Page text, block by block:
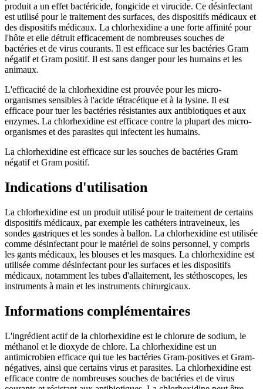
produit a un effet bactéricide, fongicide et virucide. Ce désinfectant
est utilisé pour le traitement des surfaces, des dispositifs médicaux et
des dispositifs médicaux. La chlorhexidine a une forte affinité pour
l'hôte et elle détruit efficacement de nombreuses souches de
bactéries et de virus courants. Il est efficace sur les bactéries Gram
négatif et Gram positif. Il est sans danger pour les humains et les
animaux.
L'efficacité de la chlorhexidine est prouvée pour les micro-
organismes sensibles à l'acide tétracétique et à la lysine. Il est
efficace pour tuer les bactéries résistantes aux antibiotiques et aux
enzymes. La chlorhexidine est efficace contre la plupart des micro-
organismes et des parasites qui infectent les humains.
La chlorhexidine est efficace sur les souches de bactéries Gram
négatif et Gram positif.
Indications d'utilisation
La chlorhexidine est un produit utilisé pour le traitement de certains
dispositifs médicaux, par exemple les cathéters intraveineux, les
sondes gastriques et les sondes à ballon. La chlorhexidine est utilisée
comme désinfectant pour le matériel de soins personnel, y compris
les gants médicaux, les blouses et les masques. La chlorhexidine est
utilisée comme désinfectant pour les surfaces et les dispositifs
médicaux, notamment les tubes d'allaitement, les stéthoscopes, les
instruments à main et les instruments chirurgicaux.
Informations complémentaires
L'ingrédient actif de la chlorhexidine est le chlorure de sodium, le
méthanol et le dioxyde de chlore. La chlorhexidine est un
antimicrobien efficace qui tue les bactéries Gram-positives et Gram-
négatives, ainsi que certains virus et parasites. La chlorhexidine est
efficace contre de nombreuses souches de bactéries et de virus